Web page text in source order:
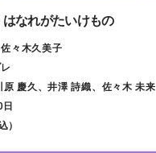
はなれがたいけもの
々木久美子
原 慶久、井澤 詩織、佐々木 未来
）